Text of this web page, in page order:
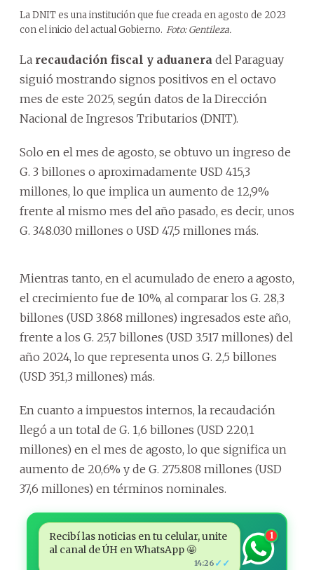
La DNIT es una institución que fue creada en agosto de 2023
con el inicio del actual Gobierno. Foto: Gentileza.
La recaudación fiscal y aduanera del Paraguay
siguió mostrando signos positivos en el octavo
mes de este 2025, según datos de la Dirección
Nacional de Ingresos Tributarios (DNIT).
Solo en el mes de agosto, se obtuvo un ingreso de
G. 3 billones o aproximadamente USD 415,3
millones, lo que implica un aumento de 12,9%
frente al mismo mes del año pasado, es decir, unos
G. 348.030 millones o USD 47,5 millones más.
Mientras tanto, en el acumulado de enero a agosto,
el crecimiento fue de 10%, al comparar los G. 28,3
billones (USD 3.868 millones) ingresados este año,
frente a los G. 25,7 billones (USD 3.517 millones) del
año 2024, lo que representa unos G. 2,5 billones
(USD 351,3 millones) más.
En cuanto a impuestos internos, la recaudación
llegó a un total de G. 1,6 billones (USD 220,1
millones) en el mes de agosto, lo que significa un
aumento de 20,6% y de G. 275.808 millones (USD
37,6 millones) en términos nominales.
Recibí las noticias en tu celular, unite
al canal de ÚH en WhatsApp 🤩
14:26 ✓✓
1